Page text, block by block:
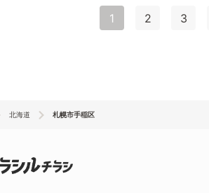
1 2 3
北海道 札幌市手稲区